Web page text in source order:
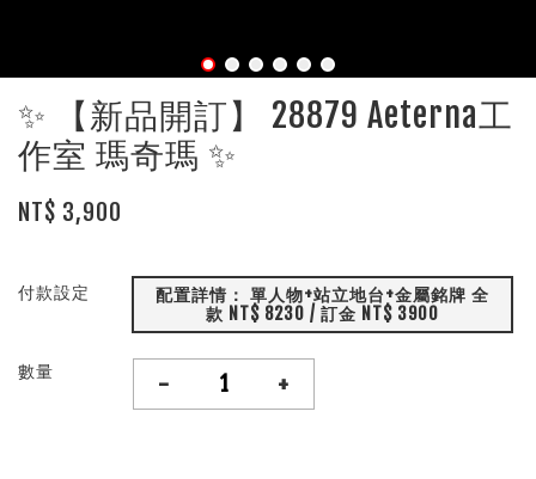
✨ 【新品開訂】 28879 Aeterna工
作室 瑪奇瑪 ✨
NT$ 3,900
付款設定
配置詳情： 單人物+站立地台+金屬銘牌 全
款 NT$ 8230 / 訂金 NT$ 3900
數量 - +